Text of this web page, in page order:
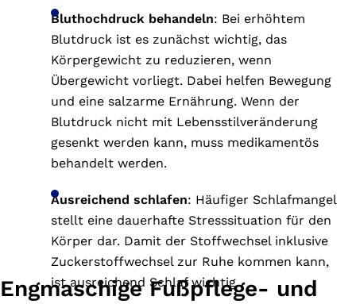
Bluthochdruck behandeln: Bei erhöhtem
Blutdruck ist es zunächst wichtig, das
Körpergewicht zu reduzieren, wenn
Übergewicht vorliegt. Dabei helfen Bewegung
und eine salzarme Ernährung. Wenn der
Blutdruck nicht mit Lebensstilveränderung
gesenkt werden kann, muss medikamentös
behandelt werden.
Ausreichend schlafen: Häufiger Schlafmangel
stellt eine dauerhafte Stresssituation für den
Körper dar. Damit der Stoffwechsel inklusive
Zuckerstoffwechsel zur Ruhe kommen kann,
ist ausreichend Schlaf wichtig.
Engmaschige Fußpflege- und